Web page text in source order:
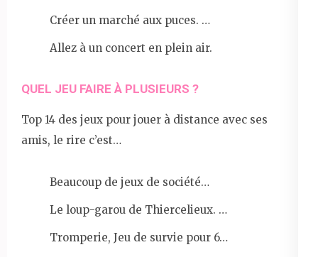
Créer un marché aux puces. …
Allez à un concert en plein air.
QUEL JEU FAIRE À PLUSIEURS ?
Top 14 des jeux pour jouer à distance avec ses
amis, le rire c’est…
Beaucoup de jeux de société…
Le loup-garou de Thiercelieux. …
Tromperie, Jeu de survie pour 6…